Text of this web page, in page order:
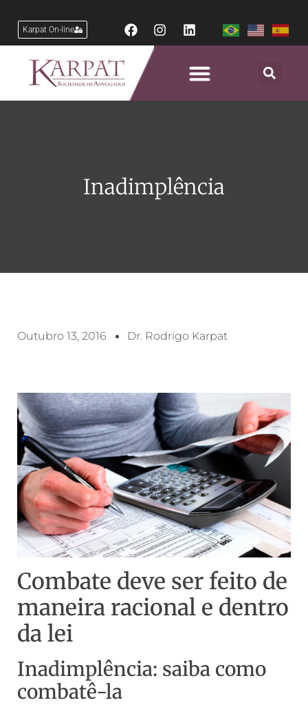
Karpat On-line
Inadimplência
Outubro 13, 2016 Dr. Rodrigo Karpat
Combate deve ser feito de
maneira racional e dentro
da lei
Inadimplência: saiba como
combatê-la